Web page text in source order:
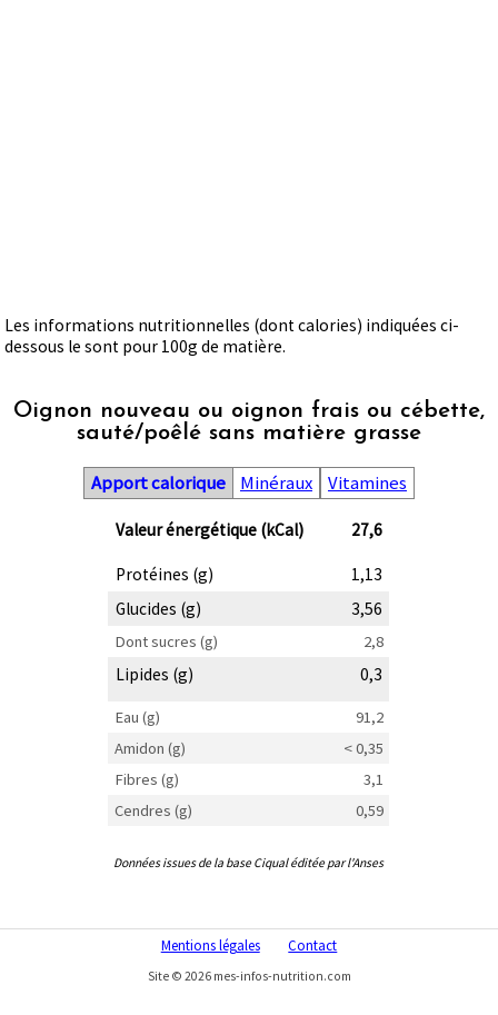
Les informations nutritionnelles (dont calories) indiquées ci-
dessous le sont pour 100g de matière.
Oignon nouveau ou oignon frais ou cébette,
sauté/poêlé sans matière grasse
Apport calorique Minéraux Vitamines
Valeur énergétique (kCal) 27,6
Protéines (g)
1,13
Glucides (g)
3,56
Dont sucres (g) 2,8
Lipides (g) 0,3
Eau (g)
91,2
Amidon (g)
< 0,35
Fibres (g)
3,1
Cendres (g)
0,59
Données issues de la base Ciqual éditée par l'Anses
Mentions légales Contact
Site © 2026 mes-infos-nutrition.com